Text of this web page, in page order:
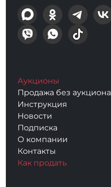
Аукционы
Продажа без аукциона
Инструкция
Новости
Подписка
О компании
Контакты
Как продать